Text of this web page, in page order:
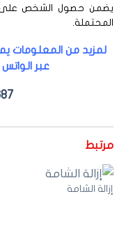
حصول الشخص على نتائج
لمزيد من المعلومات
عبر الواتس
الشامة